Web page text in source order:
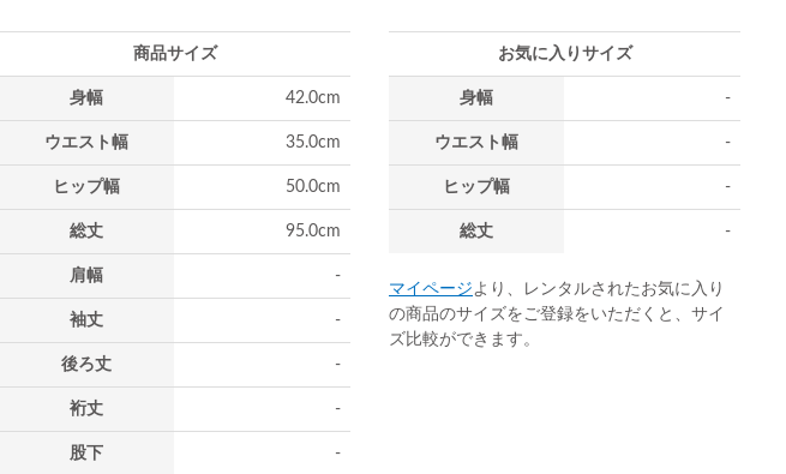
商品サイズ
身幅 42.0cm
ウエスト幅 35.0cm
ヒップ幅 50.0cm
総丈 95.0cm
肩幅 -
袖丈 -
後ろ丈 -
裄丈 -
股下 -
お気に入りサイズ
身幅 -
ウエスト幅 -
ヒップ幅 -
総丈 -
マイページより、レンタルされたお気に入り
の商品のサイズをご登録をいただくと、サイ
ズ比較ができます。